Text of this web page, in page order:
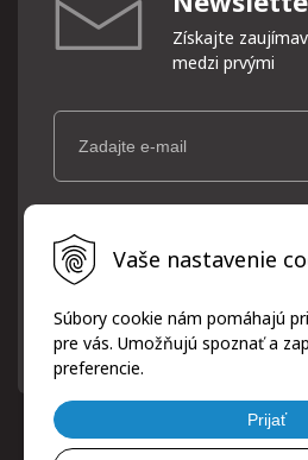
Vaše nastavenie
Súbory cookie nám pomáhajú
pre vás. Umožňujú spoznať a
preferencie.
Prijať
Získajte
medzi prvými
Vaše osobné údaje (email) budeme
účelom v súlade s platnou
osobných údajov. Súhlas potvrdíte
písomne, emailom alebo kliknutím
informačného emailu.